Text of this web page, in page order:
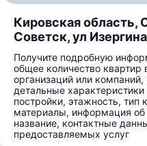
Кировская область,
Советск, ул
Получите подробную
общее количество квартир
организаций или
детальные
постройки, этажность, тип
материалы, информация
название, контактные
предоставляемых услуг